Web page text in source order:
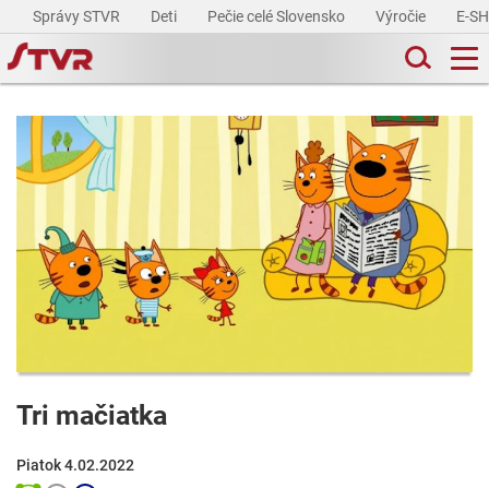
Správy STVR Deti Pečie celé Slovensko Výročie E-
Tri mačiatka
Piatok 4.02.2022